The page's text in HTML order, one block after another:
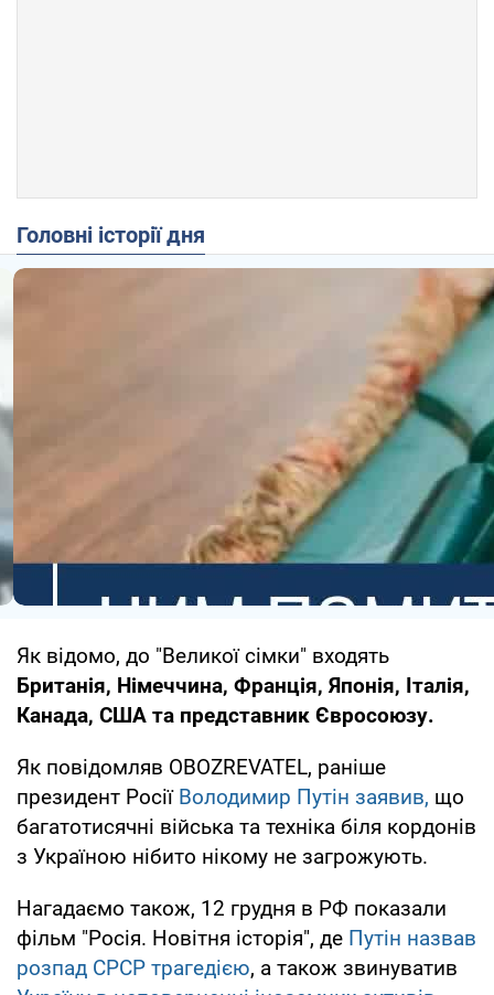
Головні історії дня
Як відомо, до "Великої сімки" входять
Британія, Німеччина, Франція, Японія, Італія,
Канада, США та представник Євросоюзу.
Як повідомляв OBOZREVATEL, раніше
президент Росії Володимир Путін заявив, що
багатотисячні війська та техніка біля кордонів
з Україною нібито нікому не загрожують.
Нагадаємо також, 12 грудня в РФ показали
фільм "Росія. Новітня історія", де Путін назвав
розпад СРСР трагедією, а також звинуватив